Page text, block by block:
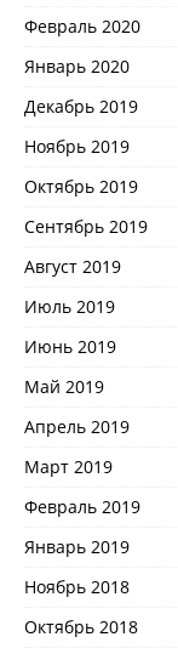
Февраль 2020
Январь 2020
Декабрь 2019
Ноябрь 2019
Октябрь 2019
Сентябрь 2019
Август 2019
Июль 2019
Июнь 2019
Май 2019
Апрель 2019
Март 2019
Февраль 2019
Январь 2019
Ноябрь 2018
Октябрь 2018